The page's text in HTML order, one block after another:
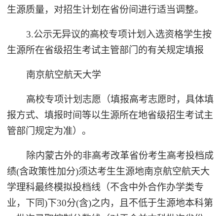
生源质量，对招生计划在省份间进行适当调整。
3.公示无异议的高校专项计划入选资格学生按
生源所在省级招生考试主管部门的有关规定填报
南京航空航天大学
高校专项计划志愿（填报高考志愿时，具体填
报方式、填报时间等以生源所在地省级招生考试主
管部门规定为准）。
除内蒙古外的非高考改革省份考生高考投档成
绩(含政策性加分)须达考生生源地南京航空航天大
学理科最终模拟投档线（不含中外合作办学类专
业，下同)下30分(含)之内，且不低于生源地本科第